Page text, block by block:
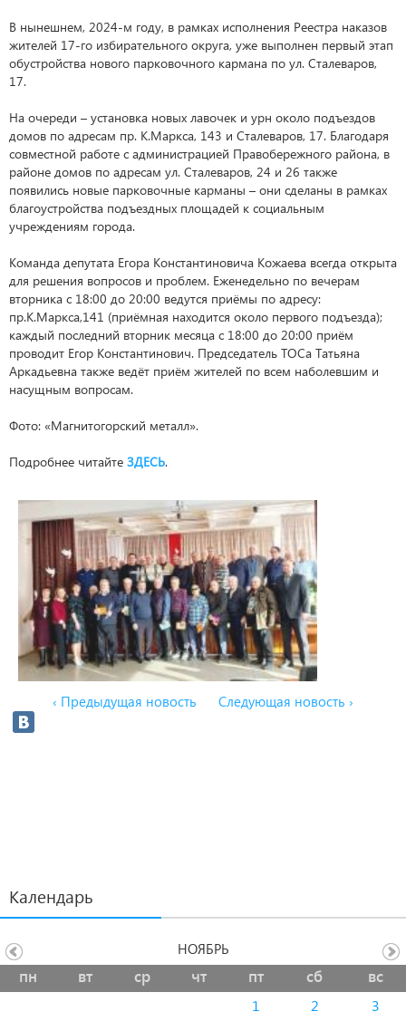
В нынешнем, 2024-м году, в рамках исполнения Реестра наказов
жителей 17-го избирательного округа, уже выполнен первый этап
обустройства нового парковочного кармана по ул. Сталеваров,
17.
На очереди – установка новых лавочек и урн около подъездов
домов по адресам пр. К.Маркса, 143 и Сталеваров, 17. Благодаря
совместной работе с администрацией Правобережного района, в
районе домов по адресам ул. Сталеваров, 24 и 26 также
появились новые парковочные карманы – они сделаны в рамках
благоустройства подъездных площадей к социальным
учреждениям города.
Команда депутата Егора Константиновича Кожаева всегда открыта
для решения вопросов и проблем. Еженедельно по вечерам
вторника с 18:00 до 20:00 ведутся приёмы по адресу:
пр.К.Маркса,141 (приёмная находится около первого подъезда);
каждый последний вторник месяца с 18:00 до 20:00 приём
проводит Егор Константинович. Председатель ТОСа Татьяна
Аркадьевна также ведёт приём жителей по всем наболевшим и
насущным вопросам.
Фото: «Магнитогорский металл».
Подробнее читайте ЗДЕСЬ.
‹ Предыдущая новость Следующая новость ›
Календарь
пн вт ср чт пт сб вс
1 2
3
НОЯБРЬ